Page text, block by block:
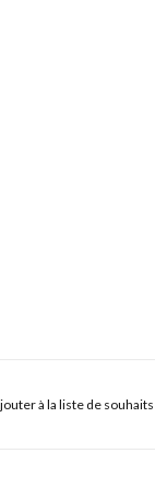
à la liste de souhaits